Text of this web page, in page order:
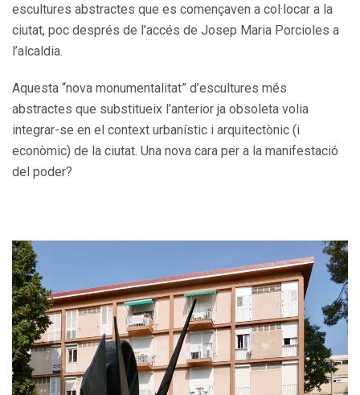
escultures abstractes que es començaven a col·locar a la
ciutat, poc després de l’accés de Josep Maria Porcioles a
l’alcaldia.
Aquesta “nova monumentalitat” d’escultures més
abstractes que substitueix l’anterior ja obsoleta volia
integrar-se en el context urbanístic i arquitectònic (i
econòmic) de la ciutat. Una nova cara per a la manifestació
del poder?